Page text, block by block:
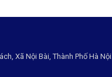
Xã Nội Bài, Thành Phố Hà Nội.